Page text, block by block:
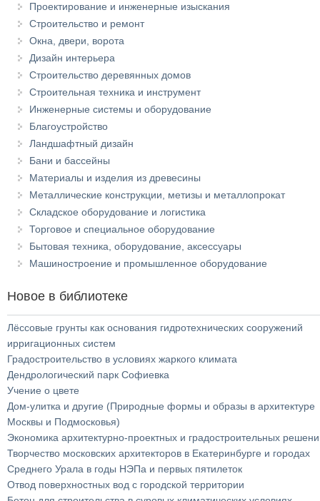
Проектирование и инженерные изыскания
Строительство и ремонт
Окна, двери, ворота
Дизайн интерьера
Строительство деревянных домов
Строительная техника и инструмент
Инженерные системы и оборудование
Благоустройство
Ландшафтный дизайн
Бани и бассейны
Материалы и изделия из древесины
Металлические конструкции, метизы и металлопрокат
Складское оборудование и логистика
Торговое и специальное оборудование
Бытовая техника, оборудование, аксессуары
Машиностроение и промышленное оборудование
Новое в библиотеке
Лёссовые грунты как основания гидротехнических сооружений
ирригационных систем
Градостроительство в условиях жаркого климата
Дендрологический парк Софиевка
Учение о цвете
Дом-улитка и другие (Природные формы и образы в архитектуре
Москвы и Подмосковья)
Экономика архитектурно-проектных и градостроительных
Творчество московских архитекторов в Екатеринбурге и городах
Среднего Урала в годы НЭПа и первых пятилеток
Отвод поверхностных вод с городской территории